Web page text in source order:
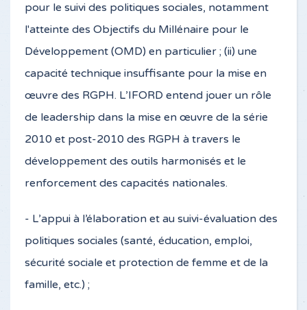
pour le suivi des politiques sociales, notamment
l'atteinte des Objectifs du Millénaire pour le
Développement (OMD) en particulier ; (ii) une
capacité technique insuffisante pour la mise en
œuvre des RGPH. L’IFORD entend jouer un rôle
de leadership dans la mise en œuvre de la série
2010 et post-2010 des RGPH à travers le
développement des outils harmonisés et le
renforcement des capacités nationales.
- L’appui à l’élaboration et au suivi-évaluation des
politiques sociales (santé, éducation, emploi,
sécurité sociale et protection de femme et de la
famille, etc.) ;